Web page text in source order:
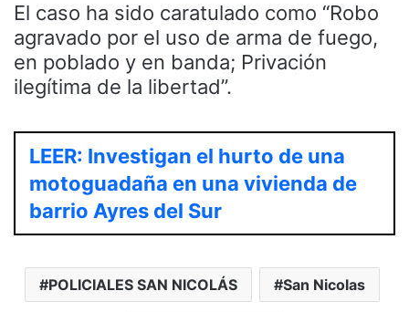
El caso ha sido caratulado como “Robo
agravado por el uso de arma de fuego,
en poblado y en banda; Privación
ilegítima de la libertad”.
LEER: Investigan el hurto de una
motoguadaña en una vivienda de
barrio Ayres del Sur
POLICIALES SAN NICOLÁS San Nicolas